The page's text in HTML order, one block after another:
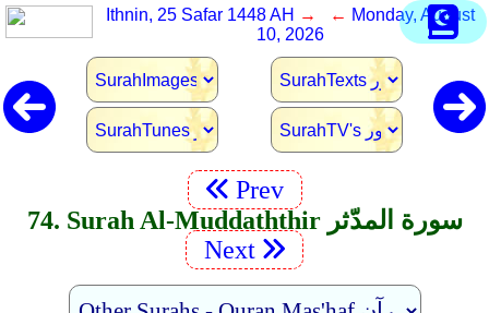
Ithnin, 25 Safar 1448 AH → ← Monday, August
10, 2026
Prev
74. Surah Al-Muddaththir سورة المدّثر
Next